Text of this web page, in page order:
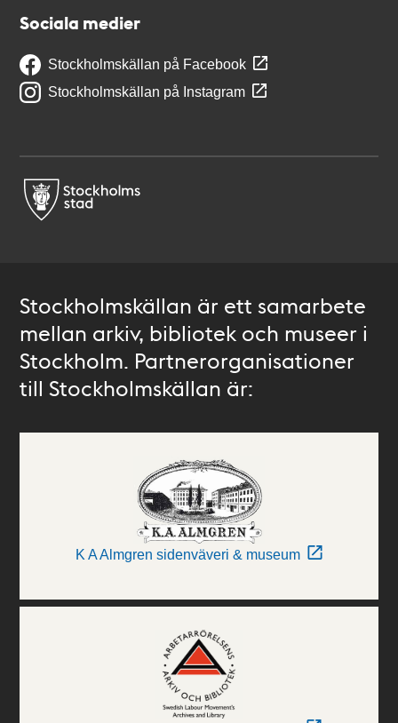
Sociala medier
Stockholmskällan på Facebook
Stockholmskällan på Instagram
Stockholmskällan är ett samarbete
mellan arkiv, bibliotek och museer i
Stockholm. Partnerorganisationer
till Stockholmskällan är:
K A Almgren sidenväveri & museum